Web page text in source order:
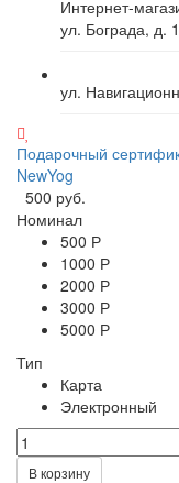
Интернет-
ул. Бограда, д.
ул.
Подарочный
NewYog
500 руб.
Номинал
500 Р
1000 Р
2000 Р
3000 Р
5000 Р
Тип
Карта
Электронный
В корзину